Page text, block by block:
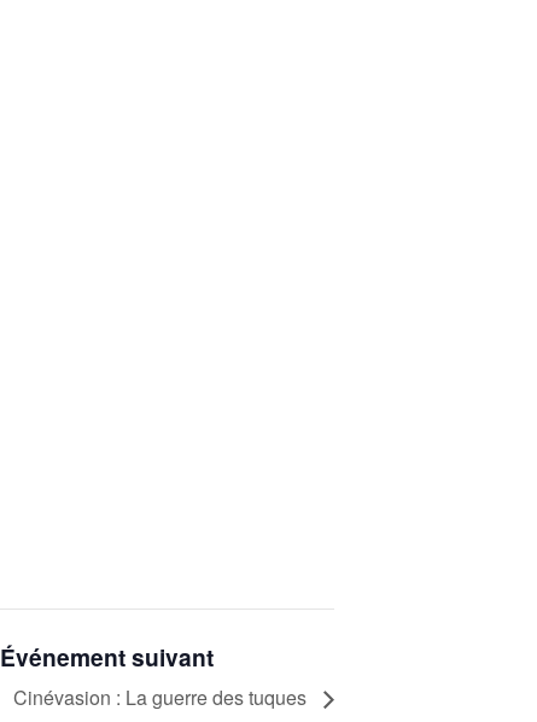
Événement suivant
Cinévasion : La guerre des tuques